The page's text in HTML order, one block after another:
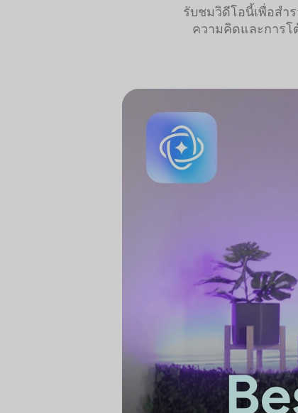
รับชมวิดีโอนี้เพื่อสำ
ความคิดและการโ